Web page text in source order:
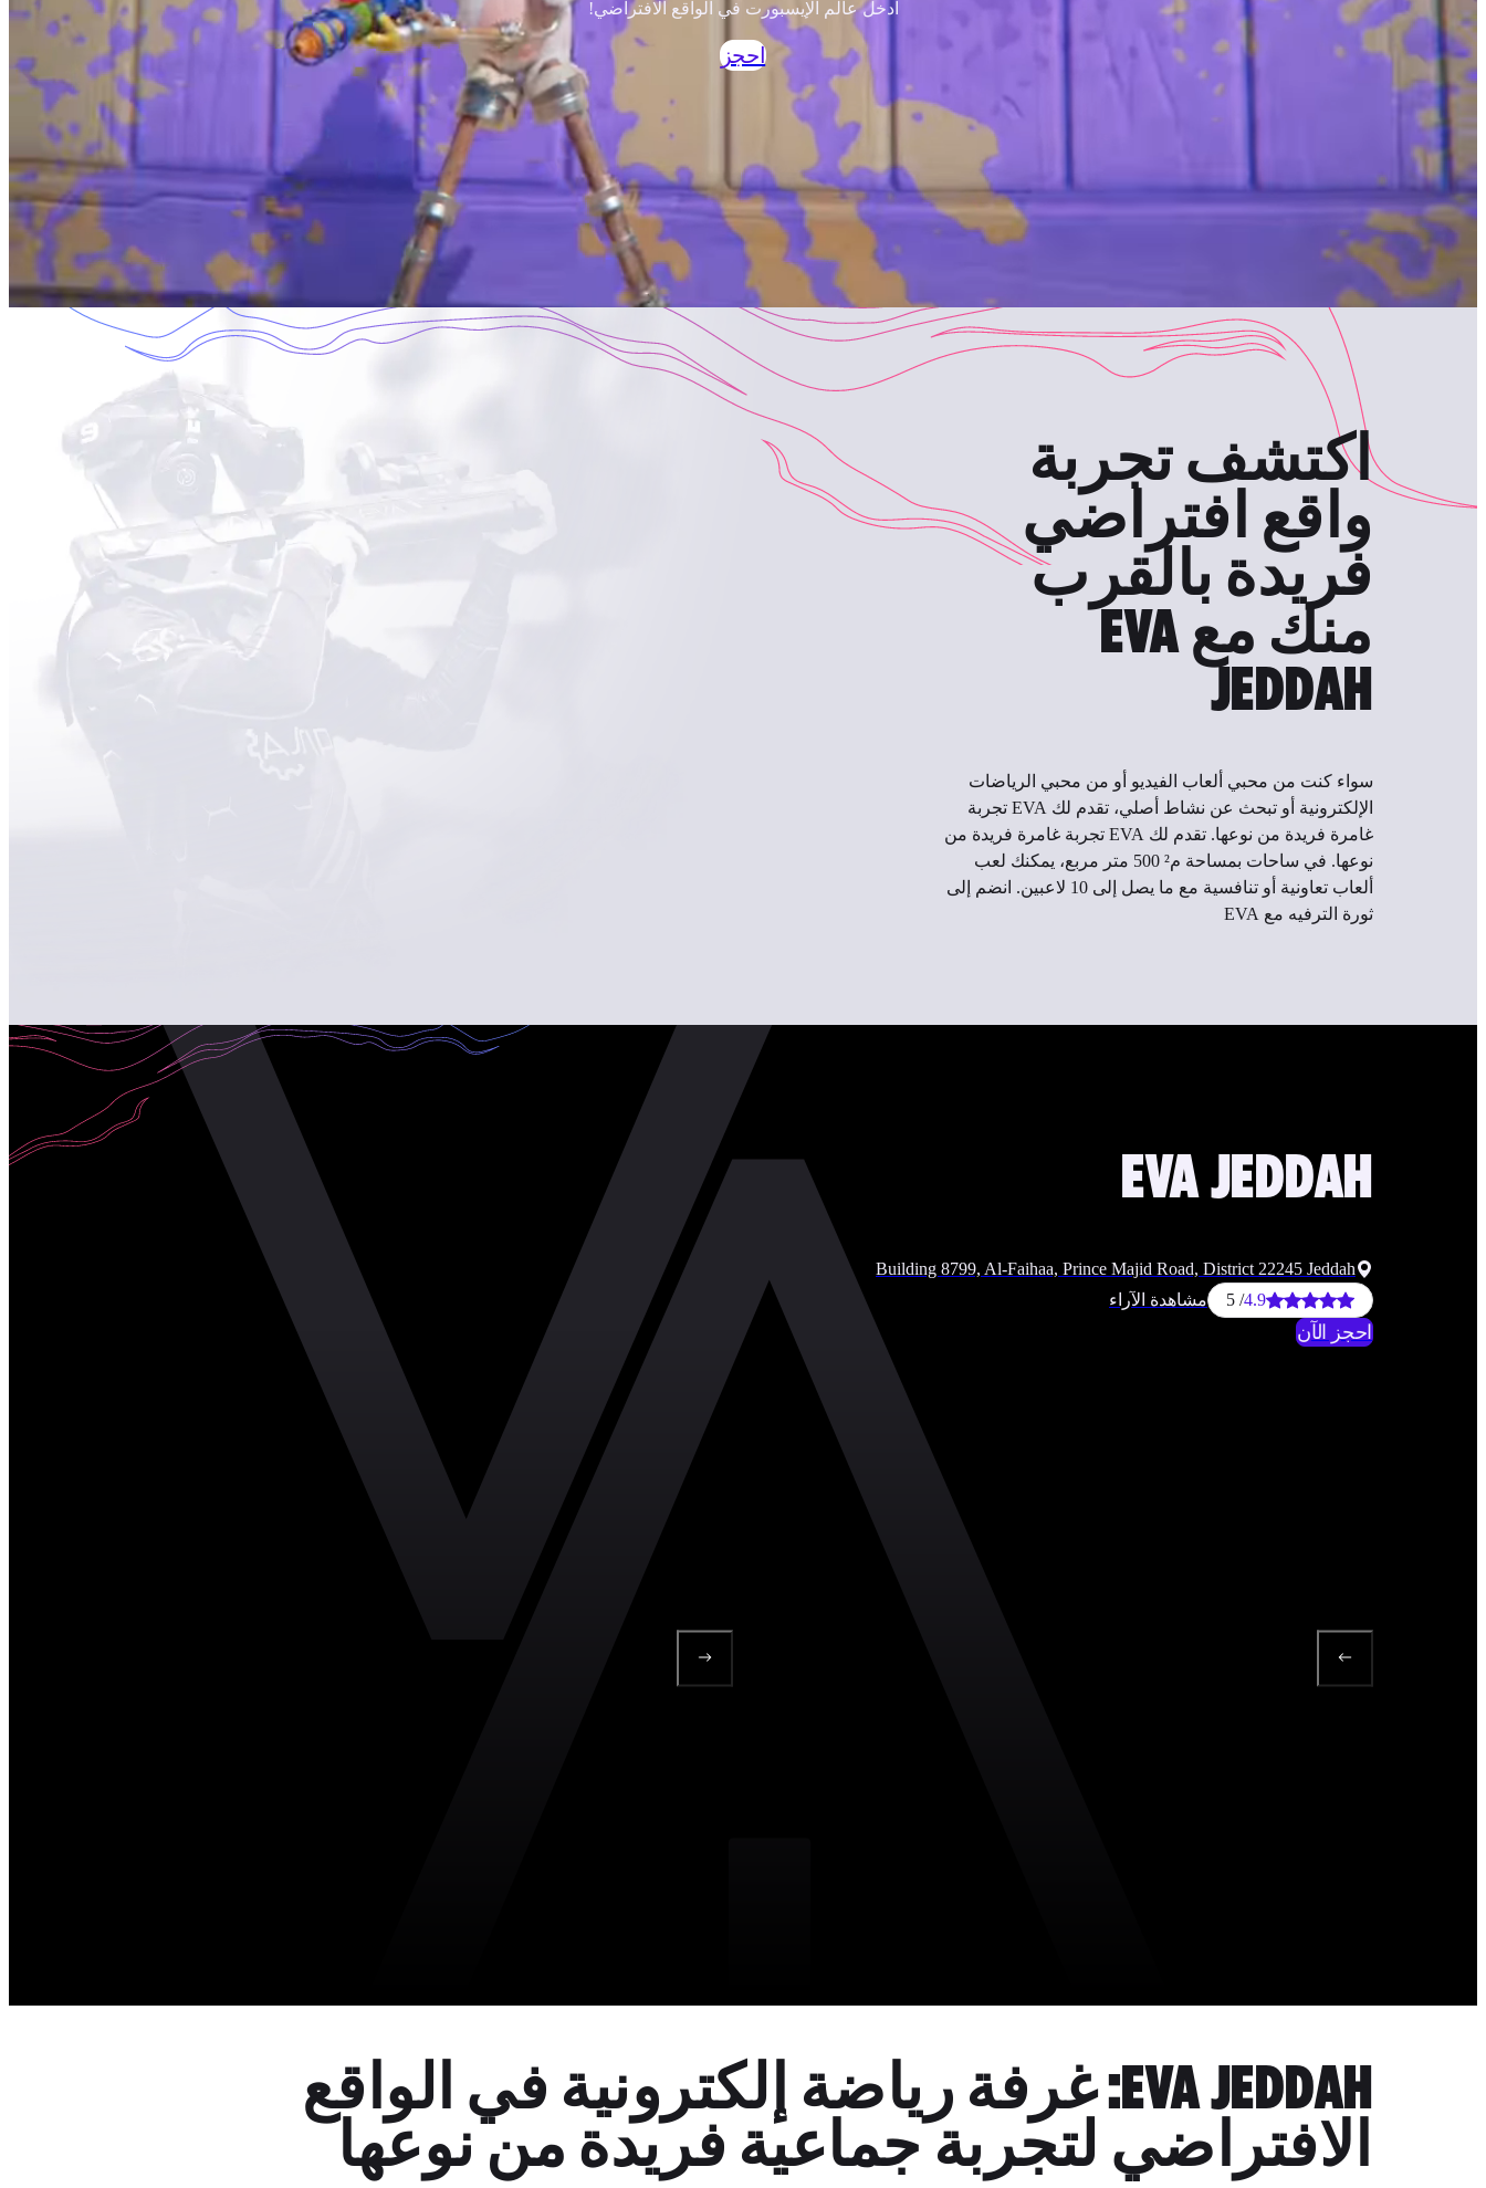
ادخل عالم الإيسبورت في الواقع الافتراضي!
احجز
اكتشف تجربة
واقع افتراضي
فريدة بالقرب
منك مع EVA
JEDDAH
سواء كنت من محبي ألعاب الفيديو أو من محبي الرياضات
الإلكترونية أو تبحث عن نشاط أصلي، تقدم لك EVA تجربة
غامرة فريدة من نوعها. تقدم لك EVA تجربة غامرة فريدة من
نوعها. في ساحات بمساحة م² 500 متر مربع، يمكنك لعب
ألعاب تعاونية أو تنافسية مع ما يصل إلى 10 لاعبين. انضم إلى
ثورة الترفيه مع EVA
EVAJEDDAH
Building 8799, Al-Faihaa, Prince Majid Road, District 22245 Jeddah
4.9
/ 5 مشاهدة الآراء
احجز الآن
EVA JEDDAH: غرفة رياضة إلكترونية في الواقع
الافتراضي لتجربة جماعية فريدة من نوعها